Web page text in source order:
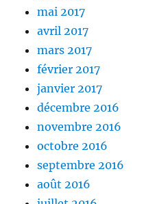
mai 2017
avril 2017
mars 2017
février 2017
janvier 2017
décembre 2016
novembre 2016
octobre 2016
septembre 2016
août 2016